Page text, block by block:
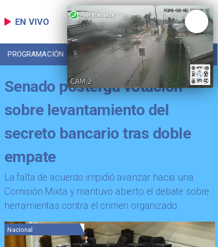
EN VIVO
PROGRAMACIÓN LOCAL DEPORTES
Senado posterga votación
sobre levantamiento del
secreto bancario tras doble
empate
La falta de acuerdo impidió avanzar hacia una
Comisión Mixta y mantuvo abierto el debate sobre
herramientas contra el crimen organizado.
Nacional